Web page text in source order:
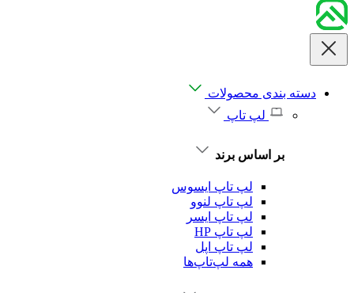
دسته بندی محصولات
لپ تاپ
بر اساس برند
لپ تاپ ایسوس
لپ تاپ لنوو
لپ تاپ ایسر
لپ تاپ HP
لپ تاپ اپل
همه لپ‌تاپ‌ها